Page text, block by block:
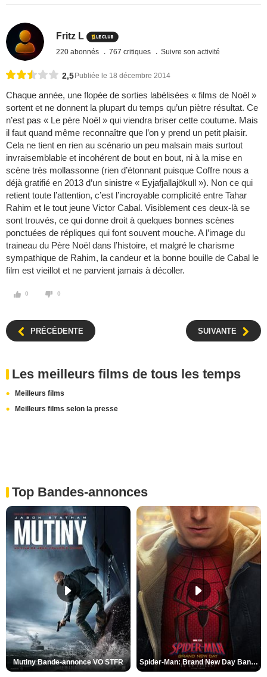
Fritz L
220 abonnés 767 critiques Suivre son activité
2,5 Publiée le 18 décembre 2014
Chaque année, une flopée de sorties labélisées « films de Noël »
sortent et ne donnent la plupart du temps qu’un piètre résultat. Ce
n’est pas « Le père Noël » qui viendra briser cette coutume. Mais
il faut quand même reconnaître que l’on y prend un petit plaisir.
Cela ne tient en rien au scénario un peu malsain mais surtout
invraisemblable et incohérent de bout en bout, ni à la mise en
scène très mollassonne (rien d’étonnant puisque Coffre nous a
déjà gratifié en 2013 d’un sinistre « Eyjafjallajökull »). Non ce qui
retient toute l’attention, c’est l’incroyable complicité entre Tahar
Rahim et le tout jeune Victor Cabal. Visiblement ces deux-là se
sont trouvés, ce qui donne droit à quelques bonnes scènes
ponctuées de répliques qui font souvent mouche. A l’image du
traineau du Père Noël dans l’histoire, et malgré le charisme
sympathique de Rahim, la candeur et la bonne bouille de Cabal le
film est vieillot et ne parvient jamais à décoller.
0 0
PRÉCÉDENTE SUIVANTE
Les meilleurs films de tous les temps
Meilleurs films
Meilleurs films selon la presse
Top Bandes-annonces
Mutiny Bande-annonce VO STFR Spider-Man: Brand New Day Bande-annonce VO STFR